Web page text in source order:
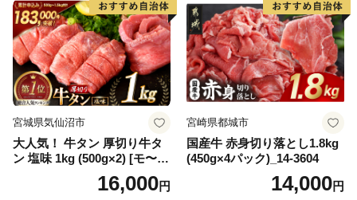
宮城県気仙沼市
大人気！ 牛タン 厚切り牛タ
ン 塩味 1kg (500g×2) [モ〜ラ
ンド 宮城県 気仙沼市 205646
60] 肉 牛肉 精肉 牛たん 牛タ
16,000円
宮崎県都城市
国産牛 赤身切り落とし1.8kg
(450g×4パック)_14-3604
14,000円